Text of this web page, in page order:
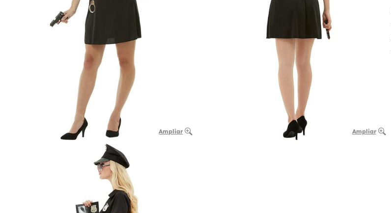
Ampliar Ampliar